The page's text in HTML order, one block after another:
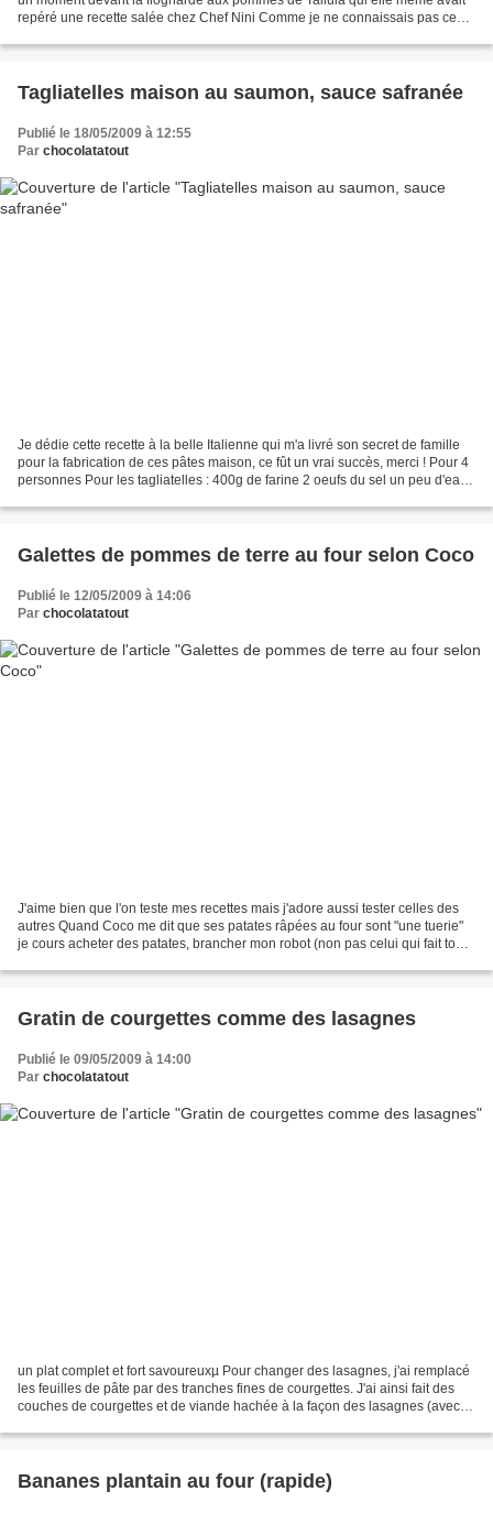
repéré une recette salée chez Chef Nini Comme je ne connaissais pas ce
Tagliatelles maison au saumon, sauce safranée
Publié le 18/05/2009 à 12:55
Par chocolatatout
Je dédie cette recette à la belle Italienne qui m'a livré son secret de famille
pour la fabrication de ces pâtes maison, ce fût un vrai succès, merci ! Pour 4
personnes Pour les tagliatelles : 400g de farine 2 oeufs du sel un peu d'eau
Galettes de pommes de terre au four selon Coco
Publié le 12/05/2009 à 14:06
Par chocolatatout
J'aime bien que l'on teste mes recettes mais j'adore aussi tester celles des
autres Quand Coco me dit que ses patates râpées au four sont "une tuerie"
je cours acheter des patates, brancher mon robot (non pas celui qui fait tout
Gratin de courgettes comme des lasagnes
Publié le 09/05/2009 à 14:00
Par chocolatatout
un plat complet et fort savoureuxµ Pour changer des lasagnes, j'ai remplacé
les feuilles de pâte par des tranches fines de courgettes. J'ai ainsi fait des
couches de courgettes et de viande hachée à la façon des lasagnes (avec
Bananes plantain au four (rapide)